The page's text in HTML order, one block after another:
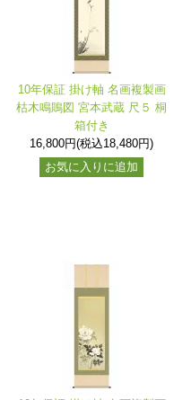
10年保証 掛け軸 名画複製画
枯木鳴鵙図 宮本武蔵 尺５ 桐
箱付き
16,800円(税込18,480円)
お気に入りに追加